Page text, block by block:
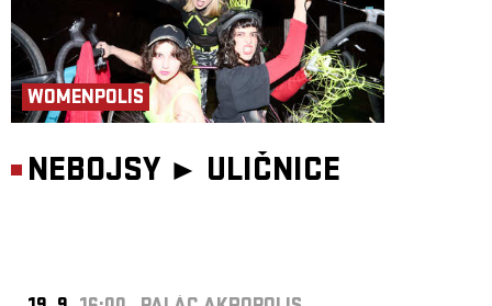
WOMENPOLIS
NEBOJSY ► ULIČNICE